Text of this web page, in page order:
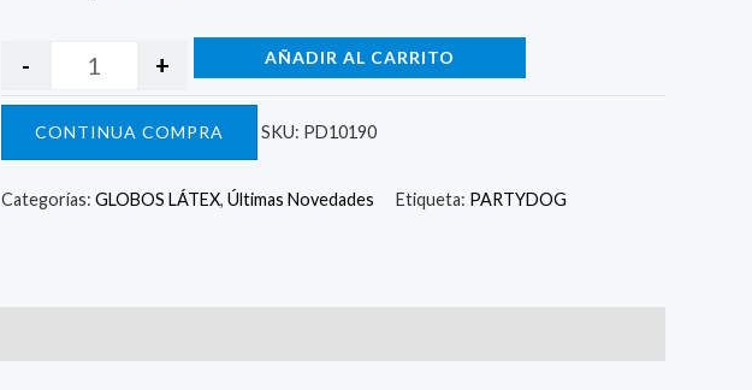
- + AÑADIR AL CARRITO
CONTINUA COMPRA SKU: PD10190
Categorías: GLOBOS LÁTEX, Últimas Novedades Etiqueta: PARTYDOG